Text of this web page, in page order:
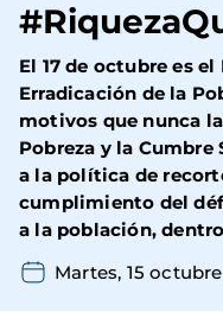
El 17 de octubre es
Erradicación de la
motivos que nunca
Pobreza y la
a la política de
cumplimiento del
a la población,
Martes, 15